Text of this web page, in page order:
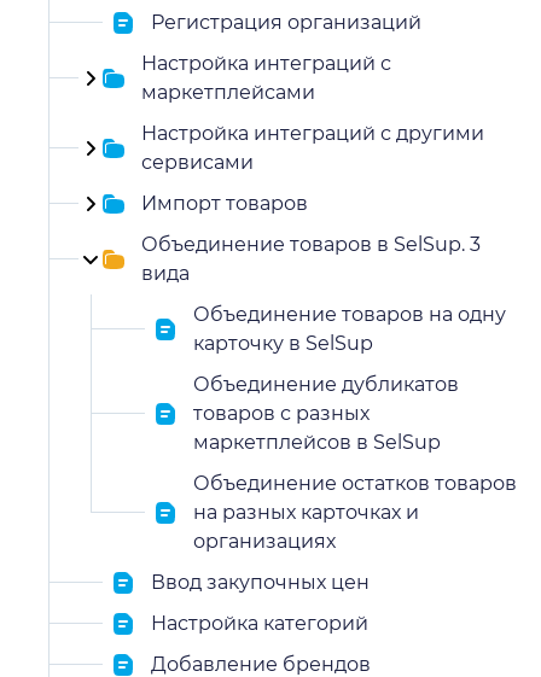
Регистрация организаций
Настройка интеграций с
маркетплейсами
Настройка интеграций с другими
сервисами
Импорт товаров
Объединение товаров в SelSup. 3
вида
Объединение товаров на одну
карточку в SelSup
Объединение дубликатов
товаров с разных
маркетплейсов в SelSup
Объединение остатков товаров
на разных карточках и
организациях
Ввод закупочных цен
Настройка категорий
Добавление брендов